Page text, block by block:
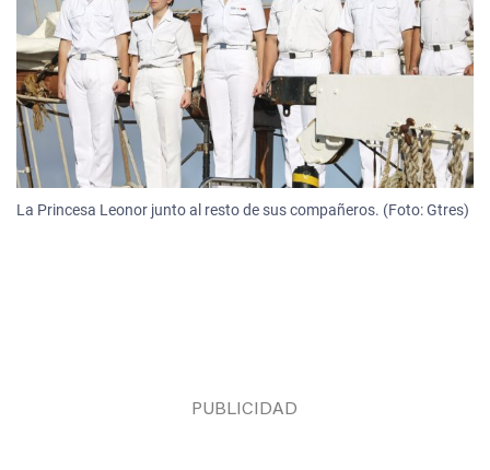
La Princesa Leonor junto al resto de sus compañeros. (Foto: Gtres)